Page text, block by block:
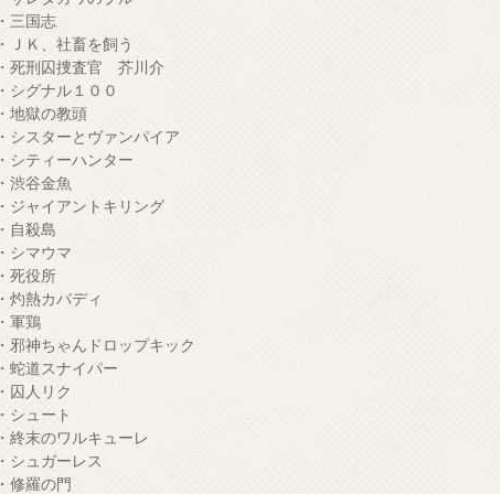
・三国志
・ＪＫ、社畜を飼う
・死刑囚捜査官 芥川介
・シグナル１００
・地獄の教頭
・シスターとヴァンパイア
・シティーハンター
・渋谷金魚
・ジャイアントキリング
・自殺島
・シマウマ
・死役所
・灼熱カバディ
・軍鶏
・邪神ちゃんドロップキック
・蛇道スナイパー
・囚人リク
・シュート
・終末のワルキューレ
・シュガーレス
・修羅の門